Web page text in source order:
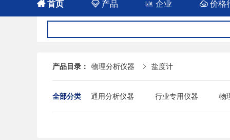
首页 产品  企业 价格
产品目录： 物理分析仪器  盐度计
全部分类 通用分析仪器 行业专用仪器 物